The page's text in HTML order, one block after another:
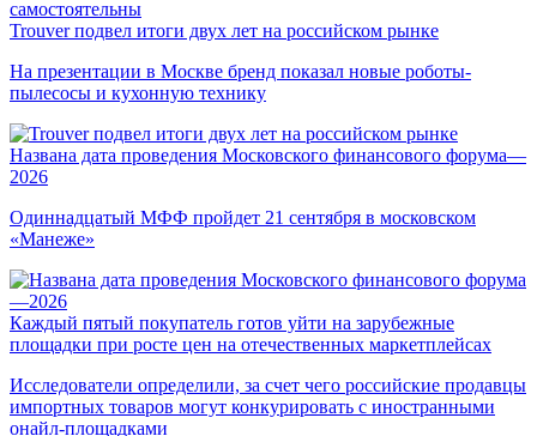
Trouver подвел итоги двух лет на российском рынке
На презентации в Москве бренд показал новые роботы-
пылесосы и кухонную технику
Названа дата проведения Московского финансового форума—
2026
Одиннадцатый МФФ пройдет 21 сентября в московском
«Манеже»
Каждый пятый покупатель готов уйти на зарубежные
площадки при росте цен на отечественных маркетплейсах
Исследователи определили, за счет чего российские продавцы
импортных товаров могут конкурировать с иностранными
онайл-площадками